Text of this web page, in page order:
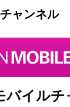
ャンネル
バイルチ